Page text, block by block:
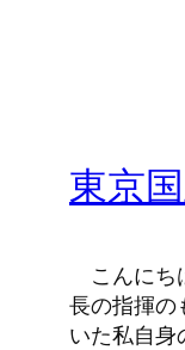
東京
こんにち
長の指揮の
いた私自身